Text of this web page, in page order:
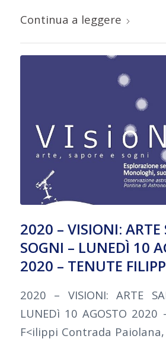
Continua a leggere
2020 – VISIONI: ARTE
SOGNI – LUNEDÌ 10
2020 – TENUTE
2020 – VISIONI: ARTE
LUNEDì 10 AGOSTO
F<ilippi Contrada